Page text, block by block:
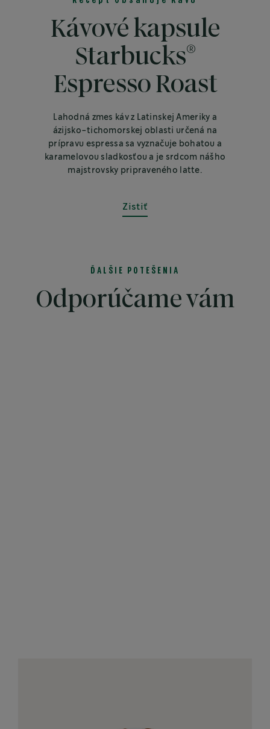
Kávové kapsule
Starbucks®
Espresso Roast
Lahodná zmes káv z Latinskej Ameriky a
ázijsko-tichomorskej oblasti určená na
prípravu espressa sa vyznačuje bohatou a
karamelovou sladkosťou a je srdcom nášho
majstrovsky pripraveného latte.
Zistiť
ĎALŠIE POTEŠENIA
Odporúčame vám